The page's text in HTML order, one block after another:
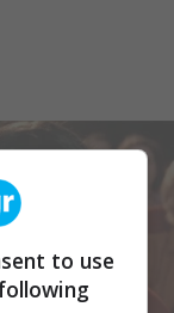
to use